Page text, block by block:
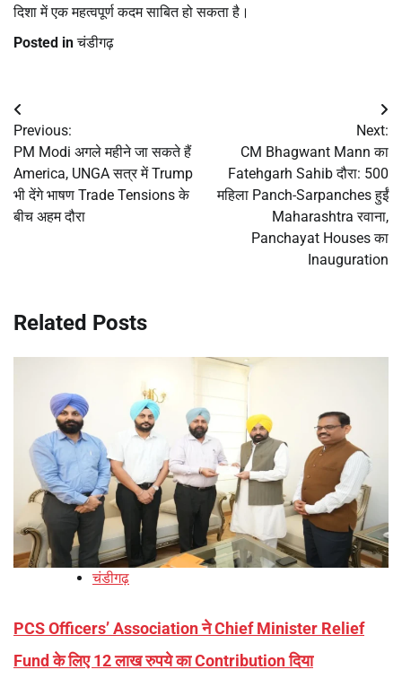
दिशा में एक महत्वपूर्ण कदम साबित हो सकता है।
Posted inचंडीगढ़
Post
navigation
Previous:
PM Modi अगले महीने जा सकते हैं
America, UNGA सत्र में Trump
भी देंगे भाषण Trade Tensions के
बीच अहम दौरा
Next:
CM Bhagwant Mann का
Fatehgarh Sahib दौरा: 500
महिला Panch-Sarpanches हुईं
Maharashtra रवाना,
Panchayat Houses का
Inauguration
Related Posts
चंडीगढ़
PCS Officers’ Association ने Chief Minister Relief
Fund के लिए 12 लाख रुपये का Contribution दिया